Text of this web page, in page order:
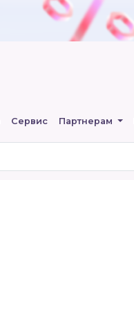
Сервис Партнерам